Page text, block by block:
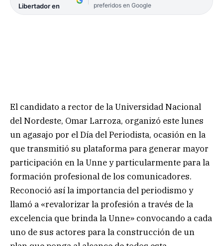
Libertador en
preferidos en Google
El candidato a rector de la Universidad Nacional
del Nordeste, Omar Larroza, organizó este lunes
un agasajo por el Día del Periodista, ocasión en la
que transmitió su plataforma para generar mayor
participación en la Unne y particularmente para la
formación profesional de los comunicadores.
Reconoció así la importancia del periodismo y
llamó a «revalorizar la profesión a través de la
excelencia que brinda la Unne» convocando a cada
uno de sus actores para la construcción de un